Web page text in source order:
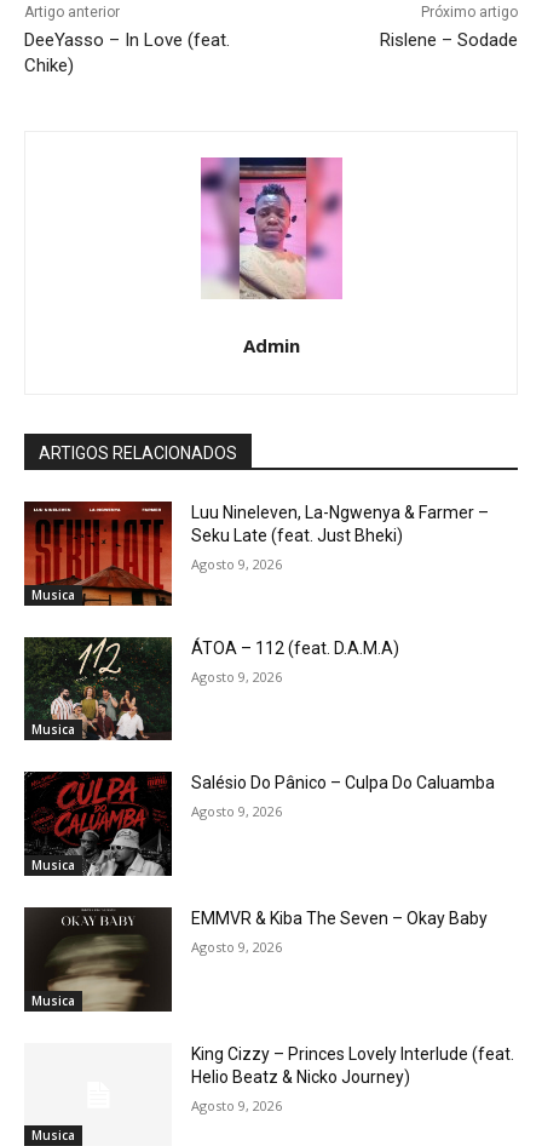
Artigo anterior
DeeYasso – In Love (feat.
Chike)
Próximo artigo
Rislene – Sodade
Admin
ARTIGOS RELACIONADOS
Musica
Luu Nineleven, La-Ngwenya & Farmer –
Seku Late (feat. Just Bheki)
Agosto 9, 2026
Musica
ÁTOA – 112 (feat. D.A.M.A)
Agosto 9, 2026
Musica
Salésio Do Pânico – Culpa Do Caluamba
Agosto 9, 2026
Musica
EMMVR & Kiba The Seven – Okay Baby
Agosto 9, 2026
Musica
King Cizzy – Princes Lovely Interlude (feat.
Helio Beatz & Nicko Journey)
Agosto 9, 2026